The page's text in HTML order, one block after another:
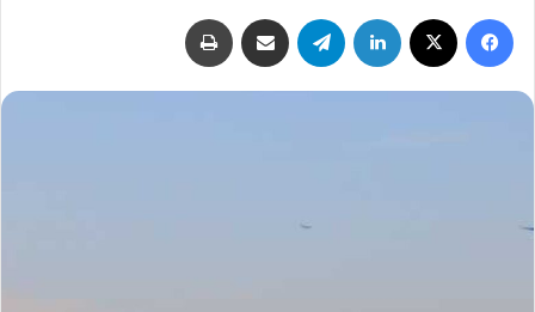
فيسبوك لينكدإن تيلقرام مشاركة عبر البريد